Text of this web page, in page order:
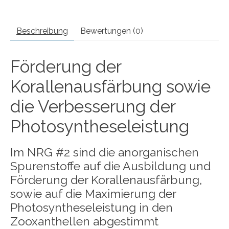
Beschreibung Bewertungen (0)
Förderung der
Korallenausfärbung sowie
die Verbesserung der
Photosyntheseleistung
Im NRG #2 sind die anorganischen
Spurenstoffe auf die Ausbildung und
Förderung der Korallenausfärbung,
sowie auf die Maximierung der
Photosyntheseleistung in den
Zooxanthellen abgestimmt